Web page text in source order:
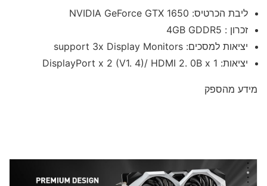
ליבת הכרטיס: NVIDIA GeForce GTX 1650
זכרון : 4GB GDDR5
יציאות למסכים: support 3x Display Monitors
יציאות: DisplayPort x 2 (V1. 4)/ HDMI 2. 0B x 1
מידע מהספק